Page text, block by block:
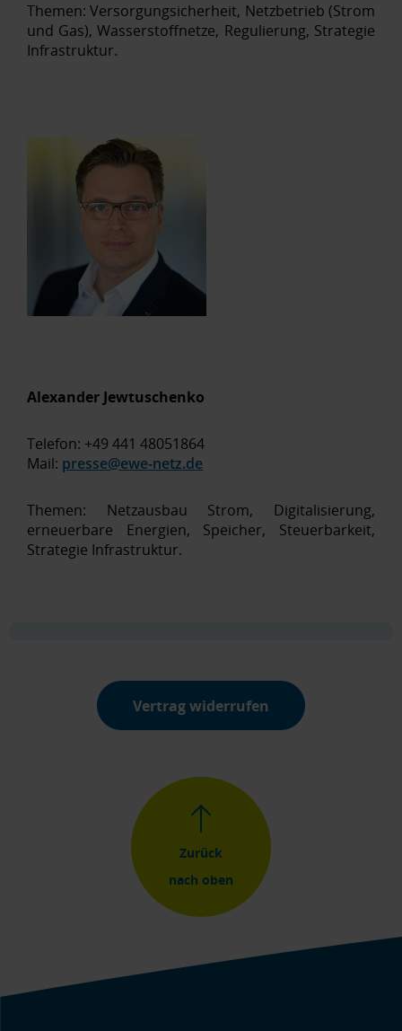
Themen: Versorgungsicherheit, Netzbetrieb (Strom
und Gas), Wasserstoffnetze, Regulierung, Strategie
Infrastruktur.
Alexander Jewtuschenko
Telefon: +49 441 48051864
Mail: presse@ewe-netz.de
Themen: Netzausbau Strom, Digitalisierung,
erneuerbare Energien, Speicher, Steuerbarkeit,
Strategie Infrastruktur.
Vertrag widerrufen
Zurück
nach oben